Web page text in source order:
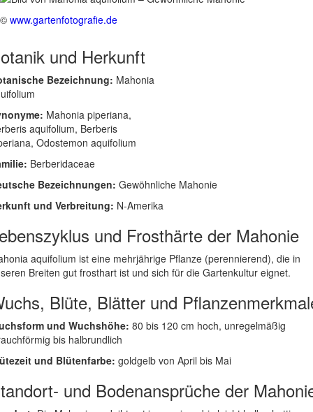
© www.gartenfotografie.de
und Herkunft
Bezeichnung: Mahonia
Mahonia piperiana,
aquifolium, Berberis
Odostemon aquifolium
Berberidaceae
Bezeichnungen: Gewöhnliche Mahonie
und Verbreitung: N-Amerika
und Frosthärte der Mahonie
aquifolium ist eine mehrjährige Pflanze (perennierend), die in
Breiten gut frosthart ist und sich für die Gartenkultur eignet.
Blüte, Blätter und
und Wuchshöhe: 80 bis 120 cm hoch, unregelmäßig
bis halbrundlich
und Blütenfarbe: goldgelb von April bis Mai
und Bodenansprüche der